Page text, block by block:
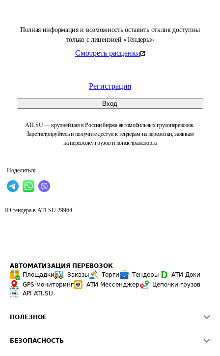
Полная информация и возможность оставить отклик доступны
только с лицензией «Тендеры»
Смотреть расценки
Регистрация
Вход
ATI.SU — крупнейшая в России биржа автомобильных грузоперевозок.
Зарегистрируйтесь и получите доступ к тендерам на перевозки, заявкам
на перевозку грузов и поиск транспорта
Поделиться
ID тендера в ATI.SU 29964
АВТОМАТИЗАЦИЯ ПЕРЕВОЗОК
Площадки
Заказы Торги Тендеры
АТИ-Доки
GPS-мониторинг
АТИ Мессенджер
Цепочки грузов
API ATI.SU
ПОЛЕЗНОЕ
БЕЗОПАСНОСТЬ